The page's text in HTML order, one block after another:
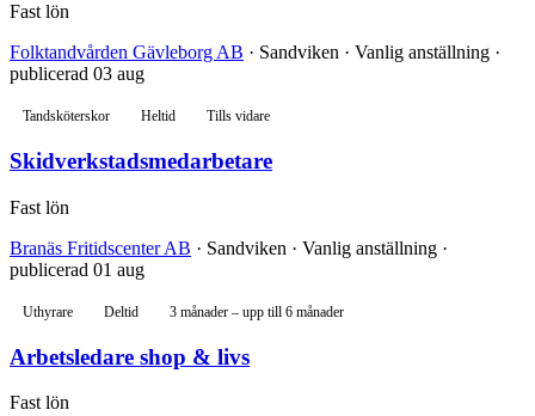
Fast lön
Folktandvården Gävleborg AB · Sandviken · Vanlig anställning ·
publicerad 03 aug
Tandsköterskor Heltid Tills vidare
Skidverkstadsmedarbetare
Fast lön
Branäs Fritidscenter AB · Sandviken · Vanlig anställning ·
publicerad 01 aug
Uthyrare Deltid 3 månader – upp till 6 månader
Arbetsledare shop & livs
Fast lön